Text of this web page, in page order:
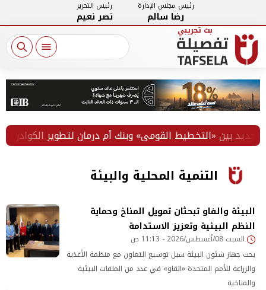
رئيس مجلس الإدارة
رضا سالم
رئيس التحرير
نصر نعيم
«التخطيط القومي» وبنك أم درمان لتطوير الكوادر المصرفية
التنمية المحلية والبيئة
البيئة والفاو تبحثان تمويل المناخ وحماية
النظم البيئية وتعزيز الاستدامة
السبت 08/أغسطس/2026 - 11:13 ص
بحث جهاز شئون البيئة سبل توسيع التعاون مع منظمة الأغذية
والزراعة للأمم المتحدة «الفاو» في عدد من الملفات البيئية
والمناخية